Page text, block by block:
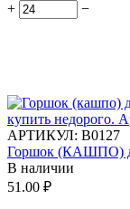
+ −
АРТИКУЛ: В0127
Горшок (КАШПО) д/
В наличии
51.00 ₽